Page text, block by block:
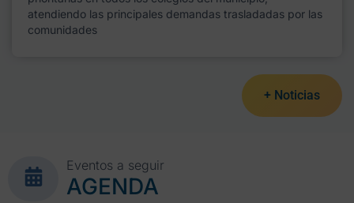
atendiendo las principales demandas trasladadas por las
comunidades
+ Noticias
Eventos a seguir
AGENDA